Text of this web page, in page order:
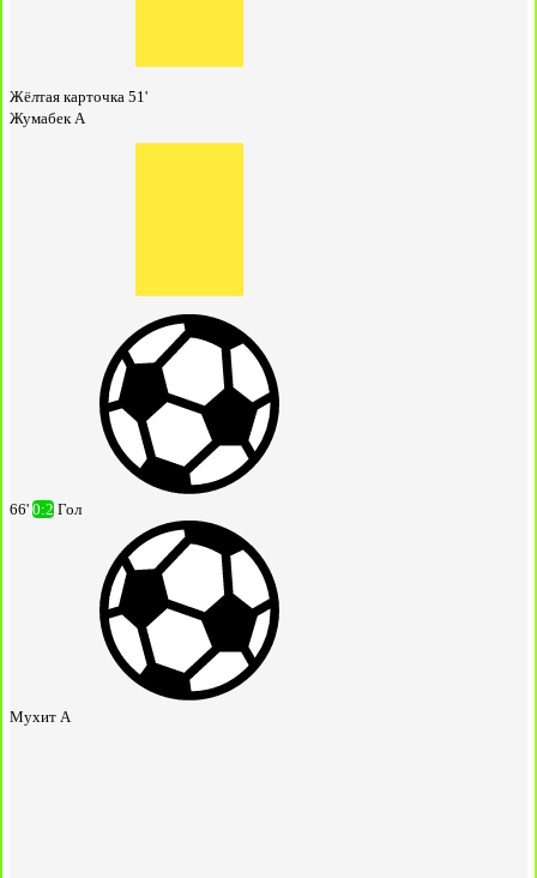
Жёлтая карточка 51'
Жумабек А
66' 0:2 Гол
Мухит А